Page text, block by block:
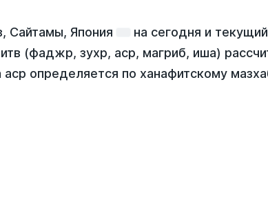
Сайтамы, Япония на сегодня и
(фаджр, зухр, аср, магриб, иша)
определяется по ханафитскому